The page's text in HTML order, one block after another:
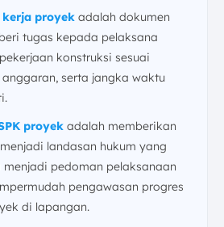
Kolaborasi Antar Pihak Tertentu
dengan Jadwal Proyek
dan Lacak SPK Proyek Anda
ScaleOcean
proyek adalah dokumen
tugas kepada pelaksana
konstruksi sesuai
serta jangka waktu
proyek adalah memberikan
landasan hukum yang
menjadi pedoman pelaksanaan
pengawasan progres
di lapangan.